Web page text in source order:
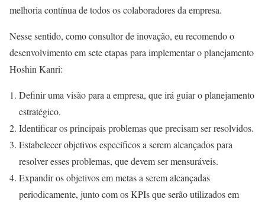
melhoria contínua de todos os colaboradores da empresa.
Nesse sentido, como consultor de inovação, eu recomendo o
desenvolvimento em sete etapas para implementar o planejamento
Hoshin Kanri:
Definir uma visão para a empresa, que irá guiar o planejamento
estratégico.
Identificar os principais problemas que precisam ser resolvidos.
Estabelecer objetivos específicos a serem alcançados para
resolver esses problemas, que devem ser mensuráveis.
Expandir os objetivos em metas a serem alcançadas
periodicamente, junto com os KPIs que serão utilizados em